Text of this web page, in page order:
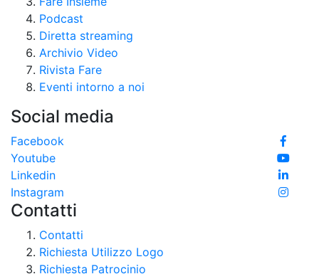
Podcast
Diretta streaming
Archivio Video
Rivista Fare
Eventi intorno a noi
Social media
Facebook
Youtube
Linkedin
Instagram
Contatti
Contatti
Richiesta Utilizzo Logo
Richiesta Patrocinio